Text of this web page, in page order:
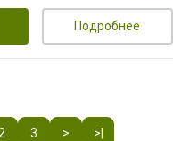
Подробнее
3 > >|